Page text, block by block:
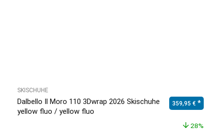
SKISCHUHE
Dalbello Il Moro 110 3Dwrap 2026 Skischuhe
yellow fluo / yellow fluo
Ursprünglicher
359,95 €
28%